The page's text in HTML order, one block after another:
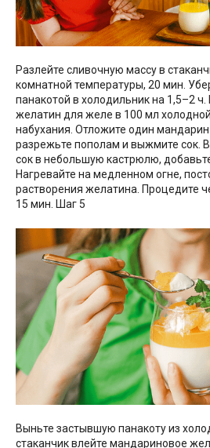
Разлейте сливочную массу в
комнатной температуры, 20 мин.
панакотой в холодильник на 1,5–2
желатин для желе в 100 мл
набухания. Отложите один
разрежьте пополам и выжмите сок.
сок в небольшую кастрюлю,
Нагревайте на медленном огне,
растворения желатина. Процедите
15 мин. Шаг 5
Выньте застывшую панакоту из
стаканчик влейте мандариновое